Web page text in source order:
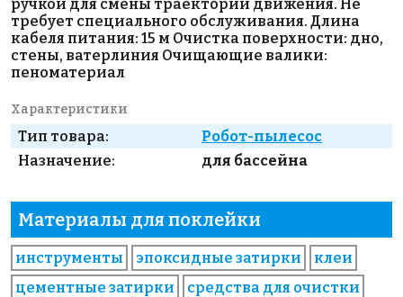
ручкой для смены траектории движения. Не
требует специального обслуживания. Длина
кабеля питания: 15 м Очистка поверхности: дно,
стены, ватерлиния Очищающие валики:
пеноматериал
Характеристики
Тип товара:
Робот-пылесос
Назначение:
для бассейна
Материалы для поклейки
инструменты эпоксидные затирки
клеи
цементные затирки
средства для очистки